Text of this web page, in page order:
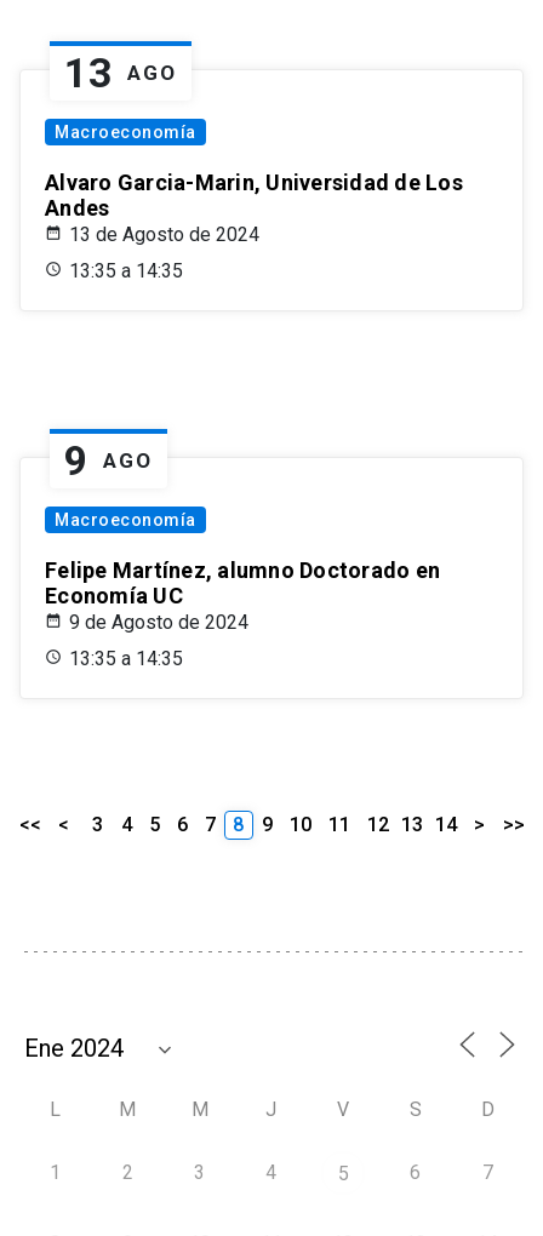
13 AGO
Macroeconomía
Alvaro Garcia-Marin, Universidad de Los
Andes
13 de Agosto de 2024
13:35 a 14:35
9 AGO
Macroeconomía
Felipe Martínez, alumno Doctorado en
Economía UC
9 de Agosto de 2024
13:35 a 14:35
<< < 3 4 5 6 7 8 9 10 11 12 13 14 > >>
L M M J V S D
1 2 3 4 5 6 7